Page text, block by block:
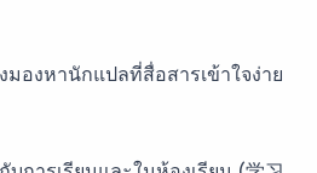
ภาษากัมพูชา ราคาเริ่มต้น 150฿
ภาษาเวียดนาม ราคาเริ่มต้น 150฿
องหานักแปลที่สื่อสารเข้าใจง่าย